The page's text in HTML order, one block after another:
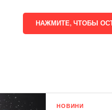
НАЖМИТЕ, ЧТОБЫ
НОВИНИ